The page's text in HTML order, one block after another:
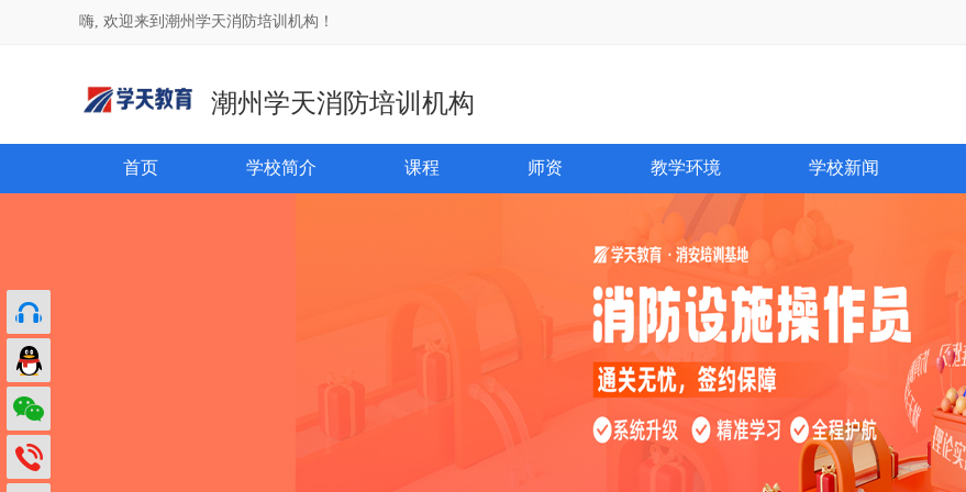
嗨, 欢迎来到潮州学天消防培训机构！
潮州学天消防培训机构
首页 学校简介 课程 师资 教学环境 学校新闻